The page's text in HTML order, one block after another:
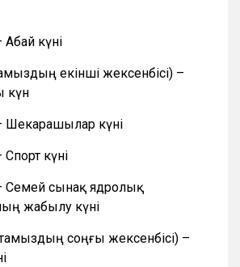
күні
екінші жексенбісі) –
күн
Шекарашылар күні
күні
Семей сынақ ядролық
жабылу күні
соңғы жексенбісі) –